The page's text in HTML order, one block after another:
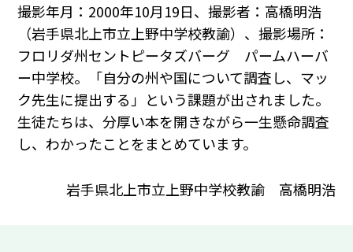
撮影年月：2000年10月19日、撮影者：高橋明浩
（岩手県北上市立上野中学校教諭）、撮影場所：
フロリダ州セントピータズバーグ パームハーバ
ー中学校。「自分の州や国について調査し、マッ
ク先生に提出する」という課題が出されました。
生徒たちは、分厚い本を開きながら一生懸命調査
し、わかったことをまとめています。
岩手県北上市立上野中学校教諭 高橋明浩